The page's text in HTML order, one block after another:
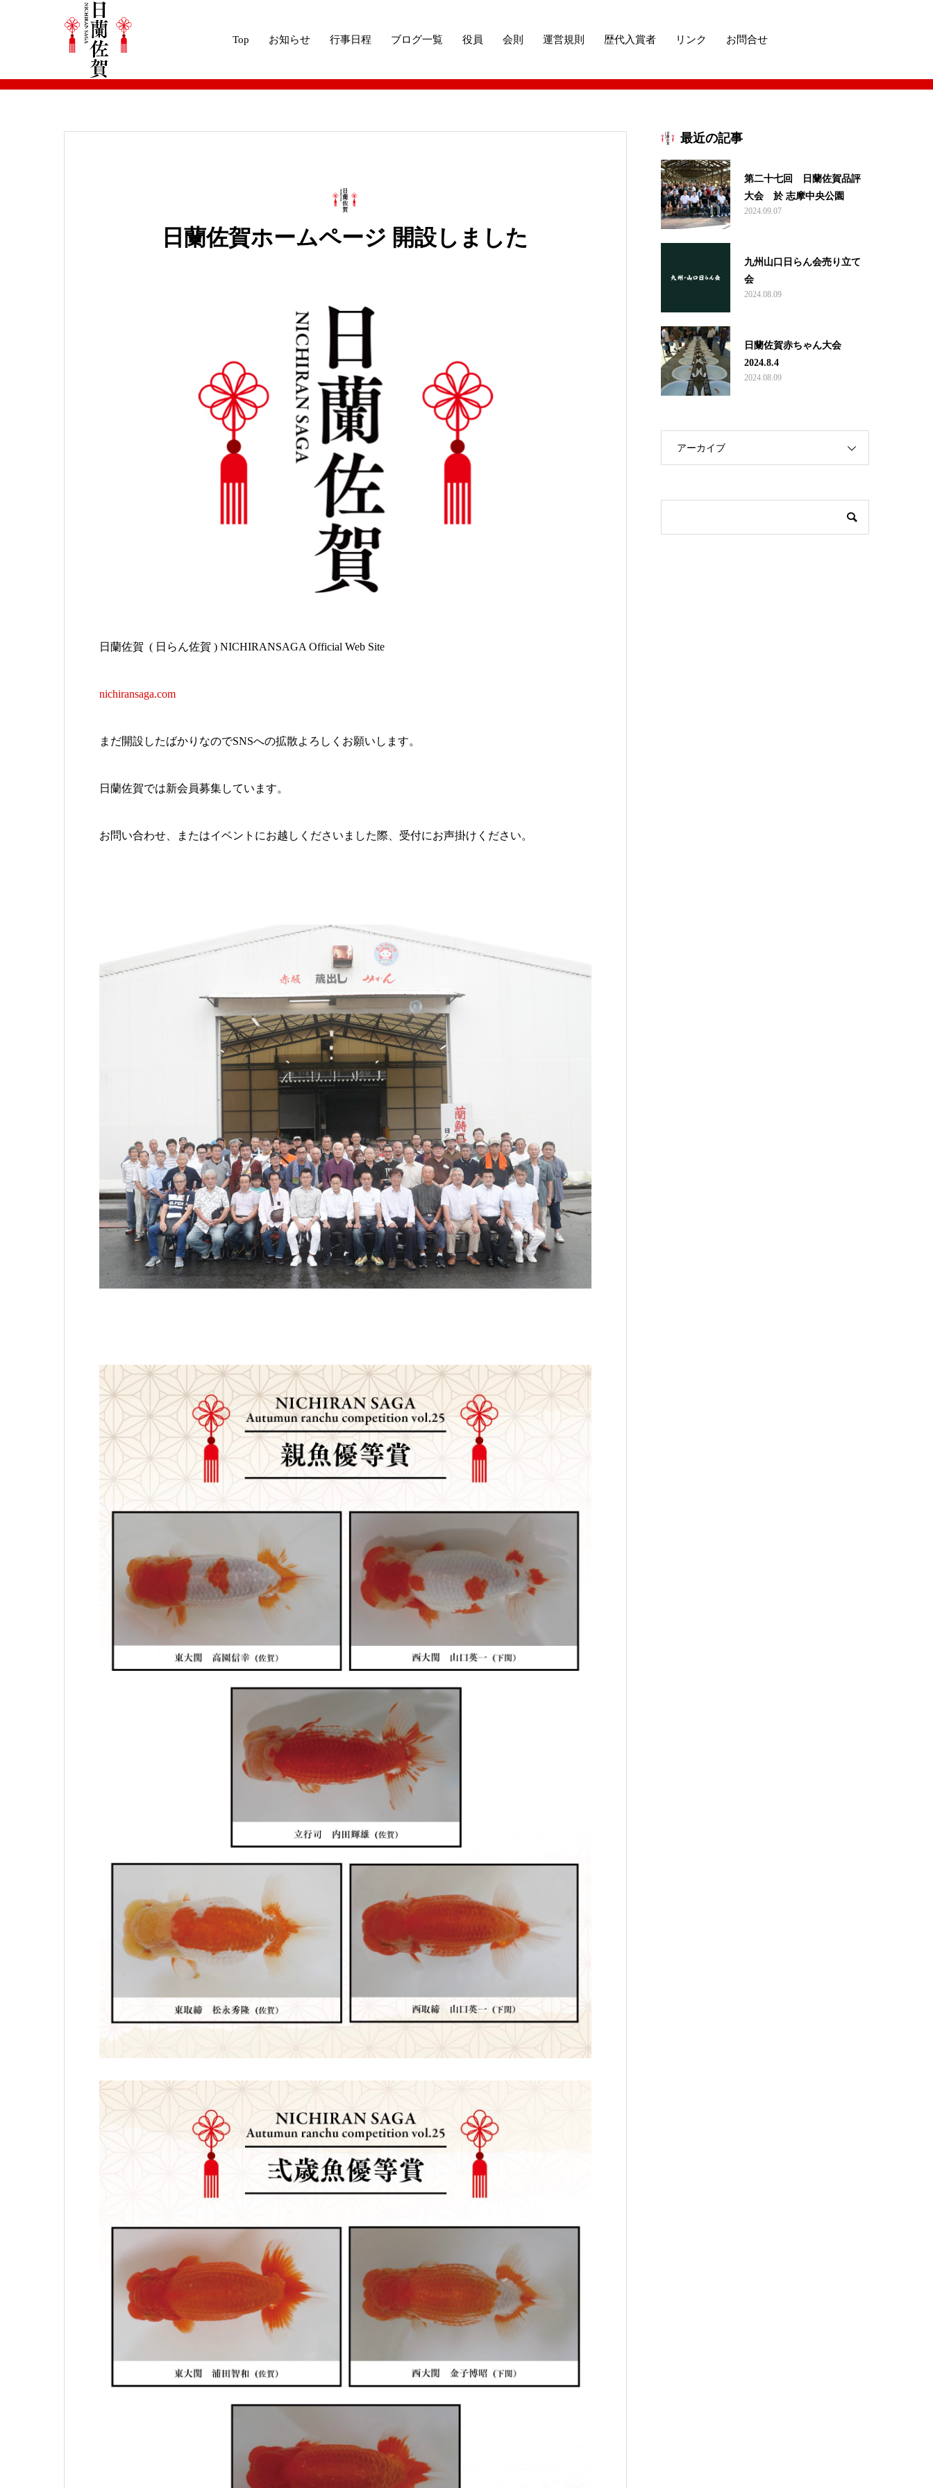
Top お知らせ 行事日程 ブログ一覧 役員 会則 運営規則 歴代入賞者 リンク お問合せ
ブログ
日蘭佐賀ホームページ 開設しました
日蘭佐賀 ( 日らん佐賀 ) NICHIRANSAGA Official Web Site
nichiransaga.com
まだ開設したばかりなのでSNSへの拡散よろしくお願いします。
日蘭佐賀では新会員募集しています。
お問い合わせ、またはイベントにお越しくださいました際、受付にお声掛けください。
最近の記事
第二十七回 日蘭佐賀品評
大会 於 志摩中央公園
2024.09.07
九州山口日らん会売り立て
会
2024.08.09
日蘭佐賀赤ちゃん大会
2024.8.4
2024.08.09
アーカイブ